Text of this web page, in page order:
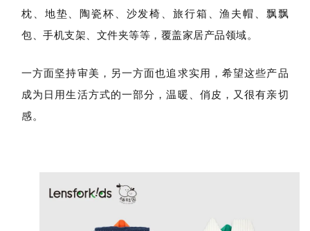
枕 地垫 陶瓷杯 沙发椅 旅行箱 、渔夫帽
飘飘
包
手机支架 文件夹等等，覆盖家居产品领域。
一方面坚持审美，另一方面也追求实用，希望这些产品
成为日用生活方式的一部分，温暖、俏皮，又很有亲切
感。